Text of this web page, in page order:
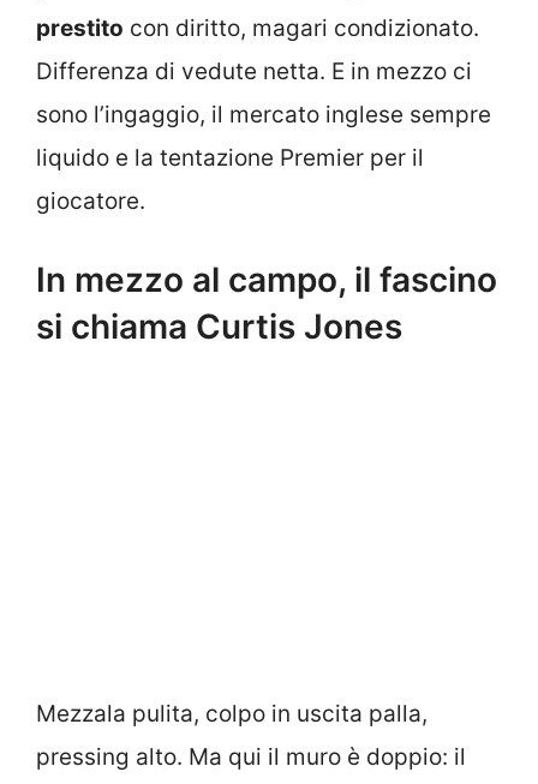
prestito con diritto, magari condizionato.
Differenza di vedute netta. E in mezzo ci
sono l’ingaggio, il mercato inglese sempre
liquido e la tentazione Premier per il
giocatore.
In mezzo al campo, il fascino
si chiama Curtis Jones
Mezzala pulita, colpo in uscita palla,
pressing alto. Ma qui il muro è doppio: il